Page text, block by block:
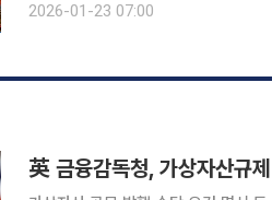
가르쳐주셨다. 장날이 언제인지도 몰
2026-01-23 07:00
英 금융감독청, 가상자산규